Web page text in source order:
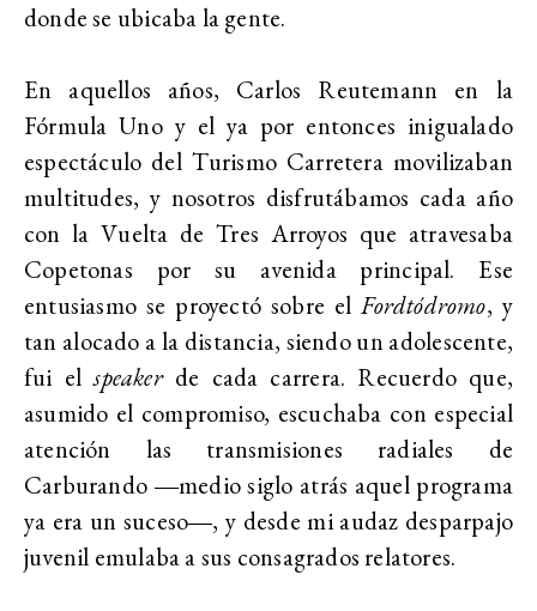
donde se ubicaba la gente.
En aquellos años, Carlos Reutemann en la
Fórmula Uno y el ya por entonces inigualado
espectáculo del Turismo Carretera movilizaban
multitudes, y nosotros disfrutábamos cada año
con la Vuelta de Tres Arroyos que atravesaba
Copetonas por su avenida principal. Ese
entusiasmo se proyectó sobre elFordtódromo, y
tan alocado a la distancia, siendo un adolescente,
fui elspeakerde cada carrera. Recuerdo que,
asumido el compromiso, escuchaba con especial
atención las transmisiones radiales de
Carburando ―medio siglo atrás aquel programa
ya era un suceso―, y desde mi audaz desparpajo
juvenil emulaba a sus consagrados relatores.